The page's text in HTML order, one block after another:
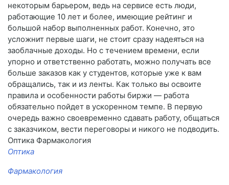
некоторым барьером, ведь на сервисе есть люди,
работающие 10 лет и более, имеющие рейтинг и
большой набор выполненных работ. Конечно, это
усложнит первые шаги, не стоит сразу надеяться на
заоблачные доходы. Но с течением времени, если
упорно и ответственно работать, можно получать все
больше заказов как у студентов, которые уже к вам
обращались, так и из ленты. Как только вы освоите
правила и особенности работы биржи — работа
обязательно пойдет в ускоренном темпе. В первую
очередь важно своевременно сдавать работу, общаться
с заказчиком, вести переговоры и никого не подводить.
Оптика Фармакология
Оптика
Фармакология